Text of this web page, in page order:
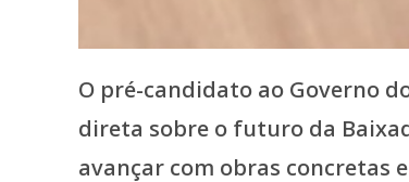
O pré-candidato ao Governo
direta sobre o futuro da
avançar com obras concretas